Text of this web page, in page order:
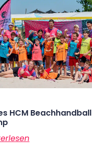
HCM Beachhandball